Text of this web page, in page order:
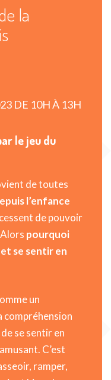
la
DE 10H À 13H
le jeu du
de toutes
l’enfance
de pouvoir
pourquoi
se sentir en
un
compréhension
se sentir en
C’est
ramper,